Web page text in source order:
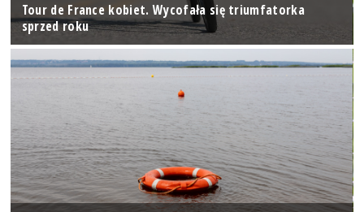
Tour de France kobiet. Wycofała się triumfatorka
sprzed roku